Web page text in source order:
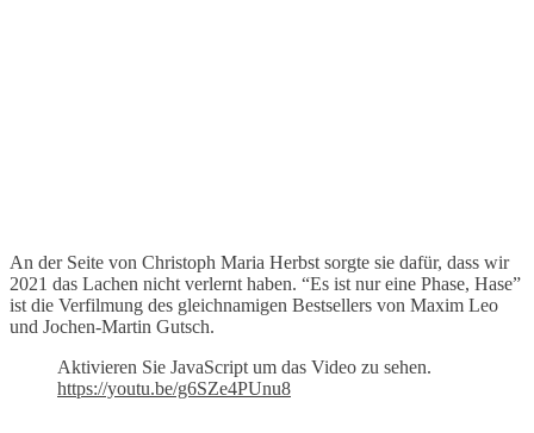
An der Seite von Christoph Maria Herbst sorgte sie dafür, dass wir
2021 das Lachen nicht verlernt haben. “Es ist nur eine Phase, Hase”
ist die Verfilmung des gleichnamigen Bestsellers von Maxim Leo
und Jochen-Martin Gutsch.
Aktivieren Sie JavaScript um das Video zu sehen.
https://youtu.be/g6SZe4PUnu8